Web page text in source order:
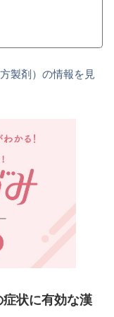
製剤）の情報を見
状に有効な漢